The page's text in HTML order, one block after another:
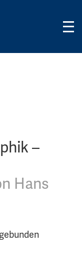
–
Hans